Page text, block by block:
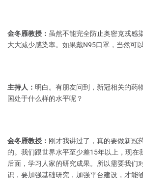
金冬雁教授： 虽然不能完全防止奥密克戎感
大大减少感染率。如果戴N95口罩，当然可
主持人： 明白。有朋友问到，新冠相关的药
国处于什么样的水平呢？
金冬雁教授： 刚才我讲过了，真的要做新冠
的。我们跟世界水平至少差15年以上，现在
后面，学习人家的研究成果。所以需要我们
识，要加强基础研究，加强平台建设，才能